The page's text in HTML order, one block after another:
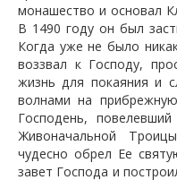
монашество и основал
В 1490 году он был
Когда уже не было
воззвал к Господу,
жизнь для покаяния и
волнами на
Господень,
Живоначальной
чудесно обрел Ее
завет Господа и